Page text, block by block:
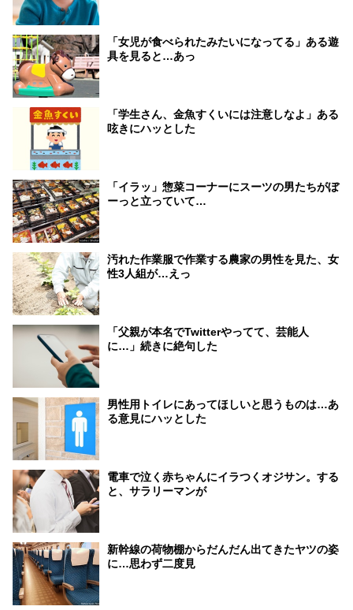
「女児が食べられたみたいになってる」ある遊
具を見ると…あっ
「学生さん、金魚すくいには注意しなよ」ある
呟きにハッとした
「イラッ」惣菜コーナーにスーツの男たちがぼ
ーっと立っていて…
汚れた作業服で作業する農家の男性を見た、女
性3人組が…えっ
「父親が本名でTwitterやってて、芸能人
に…」続きに絶句した
男性用トイレにあってほしいと思うものは…あ
る意見にハッとした
電車で泣く赤ちゃんにイラつくオジサン。する
と、サラリーマンが
新幹線の荷物棚からだんだん出てきたヤツの姿
に…思わず二度見